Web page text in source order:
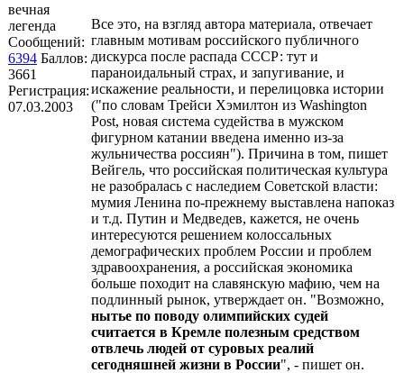
вечная
легенда
Сообщений:
6394 Баллов:
3661
Регистрация:
07.03.2003
Все это, на взгляд автора материала, отвечает
главным мотивам российского публичного
дискурса после распада СССР: тут и
параноидальный страх, и запугивание, и
искажение реальности, и перелицовка истории
("по словам Трейси Хэмилтон из Washington
Post, новая система судейства в мужском
фигурном катании введена именно из-за
жульничества россиян"). Причина в том, пишет
Вейгель, что российская политическая культура
не разобралась с наследием Советской власти:
мумия Ленина по-прежнему выставлена напоказ
и т.д. Путин и Медведев, кажется, не очень
интересуются решением колоссальных
демографических проблем России и проблем
здравоохранения, а российская экономика
больше походит на славянскую мафию, чем на
подлинный рынок, утверждает он. "Возможно,
нытье по поводу олимпийских судей
считается в Кремле полезным средством
отвлечь людей от суровых реалий
сегодняшней жизни в России", - пишет он.